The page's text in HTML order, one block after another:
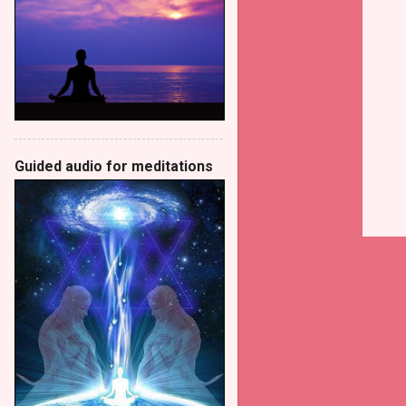
Guided audio for meditations